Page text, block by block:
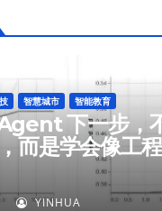
智慧城市 智能教育
下一步，
而是学会像工
YINHUA